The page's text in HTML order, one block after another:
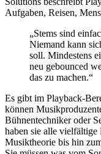
Aufgaben, Reisen,
„Stems sind
Niemand kann
soll. Mindestens
neu gebounced
das zu machen.“
Es gibt im Playback-
können
Bühnentechniker oder
haben sie alle
Musiktheorie bis hin